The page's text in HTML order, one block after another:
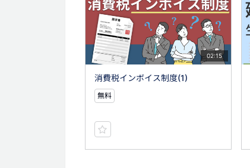
02:15
消費税インボイス制度(1)
無料